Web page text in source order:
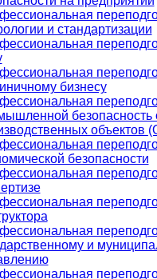
и стандартизации
бизнесу
безопасность
объектов
безопасности
и